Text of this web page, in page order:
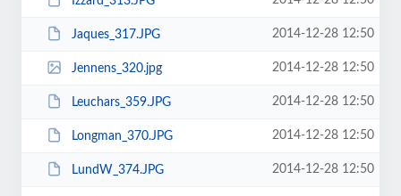
Jaques_317.JPG 2014-12-28 12:50
Jennens_320.jpg 2014-12-28 12:50
Leuchars_359.JPG 2014-12-28 12:50
Longman_370.JPG 2014-12-28 12:50
LundW_374.JPG 2014-12-28 12:50